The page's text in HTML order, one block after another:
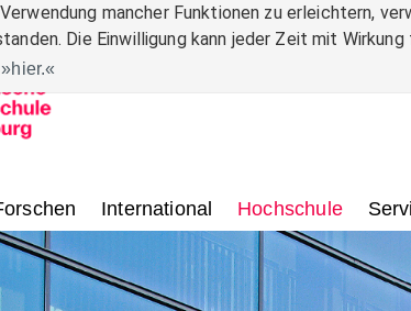
mancher Funktionen zu erleichtern,
Die Einwilligung kann jeder Zeit mit
hier.
International Hochschule